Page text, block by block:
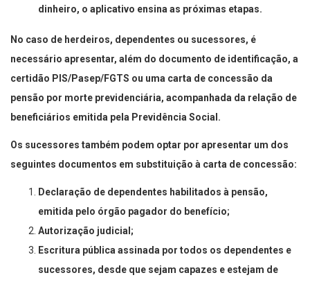
dinheiro, o aplicativo ensina as próximas etapas.
No caso de herdeiros, dependentes ou sucessores, é
necessário apresentar, além do documento de identificação, a
certidão PIS/Pasep/FGTS ou uma carta de concessão da
pensão por morte previdenciária, acompanhada da relação de
beneficiários emitida pela Previdência Social.
Os sucessores também podem optar por apresentar um dos
seguintes documentos em substituição à carta de concessão:
Declaração de dependentes habilitados à pensão,
emitida pelo órgão pagador do benefício;
Autorização judicial;
Escritura pública assinada por todos os dependentes e
sucessores, desde que sejam capazes e estejam de